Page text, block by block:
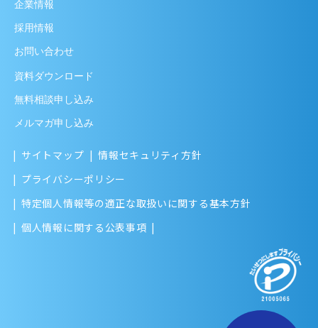
企業情報
採用情報
お問い合わせ
資料ダウンロード
無料相談申し込み
メルマガ申し込み
サイトマップ
情報セキュリティ方針
プライバシーポリシー
特定個人情報等の適正な取扱いに関する基本方針
個人情報に関する公表事項